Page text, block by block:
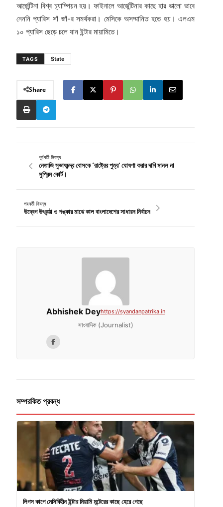
আর্জেন্টিনা বিশ্ব চ্যাম্পিয়ন হয়। ফাইনালে আর্জেন্টিনার কাছে হার ভালো ভাবে
নেননি প্যারিস সাঁ জাঁ-র সমর্থকরা। মেসিকে অসম্মানিত হতে হয়। এলএম
১০ প্যারিস ছেড়ে চলে যান ইন্টার মায়ামিতে।
TAGS State
Share
পূর্ববর্তী নিবন্ধ
নেতাজি সুভাষচন্দ্র বোসকে ‘রাষ্ট্রের পুত্র’ ঘোষণা করার দাবি মানল না
সুপ্রিম কোর্ট।
পরবর্তী নিবন্ধ
উদ্বেগ উৎকন্ঠা ও শঙ্কার মাঝে কাল বাংলাদেশের সাধারন নির্বাচন
Abhishek Deyhttps://syandanpatrika.in
সাংবাদিক (Journalist)
সম্পরকিত প্রবন্ধ
লিগস কাপে মেসিবিহীন ইন্টার মিয়ামি মন্টেরের কাছে হেরে গেছে